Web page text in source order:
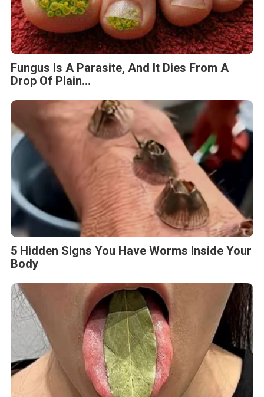
Fungus Is A Parasite, And It Dies From A
Drop Of Plain...
5 Hidden Signs You Have Worms Inside Your
Body